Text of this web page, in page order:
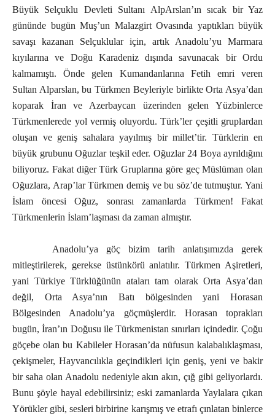
Büyük Selçuklu Devleti Sultanı AlpArslan’ın sıcak bir Yaz
gününde bugün Muş’un Malazgirt Ovasında yaptıkları büyük
savaşı kazanan Selçuklular için, artık Anadolu’yu Marmara
kıyılarına ve Doğu Karadeniz dışında savunacak bir Ordu
kalmamıştı. Önde gelen Kumandanlarına Fetih emri veren
Sultan Alparslan, bu Türkmen Beyleriyle birlikte Orta Asya’dan
koparak İran ve Azerbaycan üzerinden gelen Yüzbinlerce
Türkmenlerede yol vermiş oluyordu. Türk’ler çeşitli gruplardan
oluşan ve geniş sahalara yayılmış bir millet’tir. Türklerin en
büyük grubunu Oğuzlar teşkil eder. Oğuzlar 24 Boya ayrıldığını
biliyoruz. Fakat diğer Türk Gruplarına göre geç Müslüman olan
Oğuzlara, Arap’lar Türkmen demiş ve bu söz’de tutmuştur. Yani
İslam öncesi Oğuz, sonrası zamanlarda Türkmen! Fakat
Türkmenlerin İslam’laşması da zaman almıştır.
Anadolu’ya göç bizim tarih anlatışımızda gerek
mitleştirilerek, gerekse üstünkörü anlatılır. Türkmen Aşiretleri,
yani Türkiye Türklüğünün ataları tam olarak Orta Asya’dan
değil, Orta Asya’nın Batı bölgesinden yani Horasan
Bölgesinden Anadolu’ya göçmüşlerdir. Horasan toprakları
bugün, İran’ın Doğusu ile Türkmenistan sınırları içindedir. Çoğu
göçebe olan bu Kabileler Horasan’da nüfusun kalabalıklaşması,
çekişmeler, Hayvancılıkla geçindikleri için geniş, yeni ve bakir
bir saha olan Anadolu nedeniyle akın akın, çığ gibi geliyorlardı.
Bunu şöyle hayal edebilirsiniz; eski zamanlarda Yaylalara çıkan
Yörükler gibi, sesleri birbirine karışmış ve etrafı çınlatan binlerce